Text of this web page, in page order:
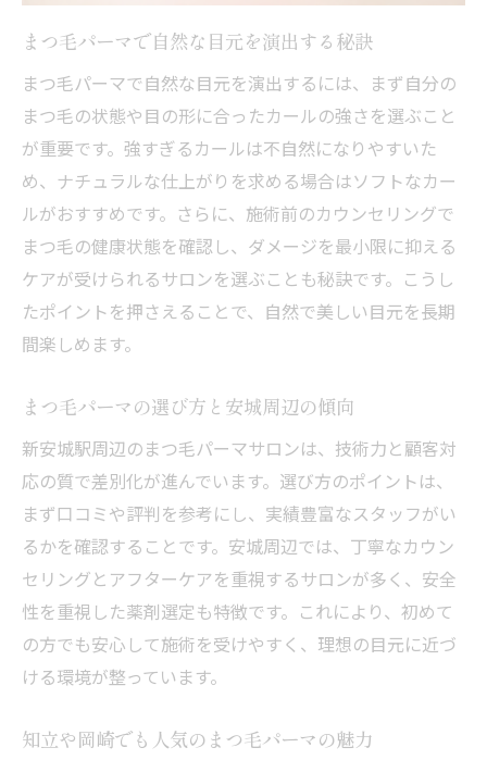
まつ毛パーマ選びで重視すべきポイント
まつ毛パーマの種類と特徴の違いを理解
まつ毛パーマはどこで施術できるか徹底紹
介
安城や刈谷のまつ毛パーマ体験談まとめ
まつ毛の状態に合うパーマの相談方法
まつ毛パーマで理想のカールを叶えるコツ
ダメージ軽減が叶うまつ毛パーマの特徴とは
まつ毛パーマでダメージを抑える施術法
まつ毛パーマに最適なケアとトリートメン
ダメージ少なめのまつ毛パーマ人気の理由
まつ毛パーマ施術前後の注意点を知ろう
まつ毛パーマの持ちの良さと安全性とは
まつ毛パーマ岡崎でも安心のケアサービス
新安城駅周辺で注目のまつ毛パーマ事情
新安城駅周辺で人気のまつ毛パーマの傾向
まつ毛パーマ安いサロンの特徴と選び方
まつ毛パーマ各店の評判と口コミまとめ
まつ毛パーマができる店舗の比較とポイン
まつ毛パーマで自然な目元を演出する秘訣
まつ毛パーマで自然な目元を演出するには、まず自分の
まつ毛の状態や目の形に合ったカールの強さを選ぶこと
が重要です。強すぎるカールは不自然になりやすいた
め、ナチュラルな仕上がりを求める場合はソフトなカー
ルがおすすめです。さらに、施術前のカウンセリングで
まつ毛の健康状態を確認し、ダメージを最小限に抑える
ケアが受けられるサロンを選ぶことも秘訣です。こうし
たポイントを押さえることで、自然で美しい目元を長期
間楽しめます。
まつ毛パーマの選び方と安城周辺の傾向
新安城駅周辺のまつ毛パーマサロンは、技術力と顧客対
応の質で差別化が進んでいます。選び方のポイントは、
まず口コミや評判を参考にし、実績豊富なスタッフがい
るかを確認することです。安城周辺では、丁寧なカウン
セリングとアフターケアを重視するサロンが多く、安全
性を重視した薬剤選定も特徴です。これにより、初めて
の方でも安心して施術を受けやすく、理想の目元に近づ
ける環境が整っています。
知立や岡崎でも人気のまつ毛パーマの魅力